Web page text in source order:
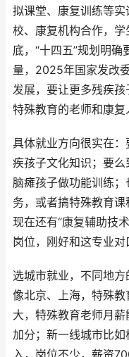
拟课堂、康复训练等
校、康复机构合作，
底，“十四五”规划明
量，2025年国家发改
发展，要让更多残疾
特殊教育的老师和康复
具体就业方向很实在
疾孩子文化知识；要么
脑瘫孩子做功能训练
务，或者搞特殊教育课
现在还有“康复辅助技
岗位，刚好和这专业对
选城市就业，不同地
像北京、上海，特殊
大，特殊教育老师月
加分；新一线城市比